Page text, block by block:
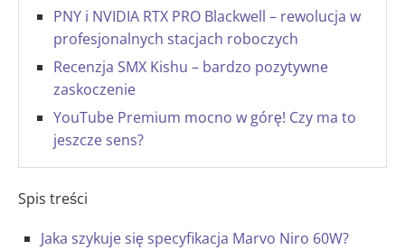
PNY i NVIDIA RTX PRO Blackwell – rewolucja w
profesjonalnych stacjach roboczych
Recenzja SMX Kishu – bardzo pozytywne
zaskoczenie
YouTube Premium mocno w górę! Czy ma to
jeszcze sens?
Spis treści
Jaka szykuje się specyfikacja Marvo Niro 60W?